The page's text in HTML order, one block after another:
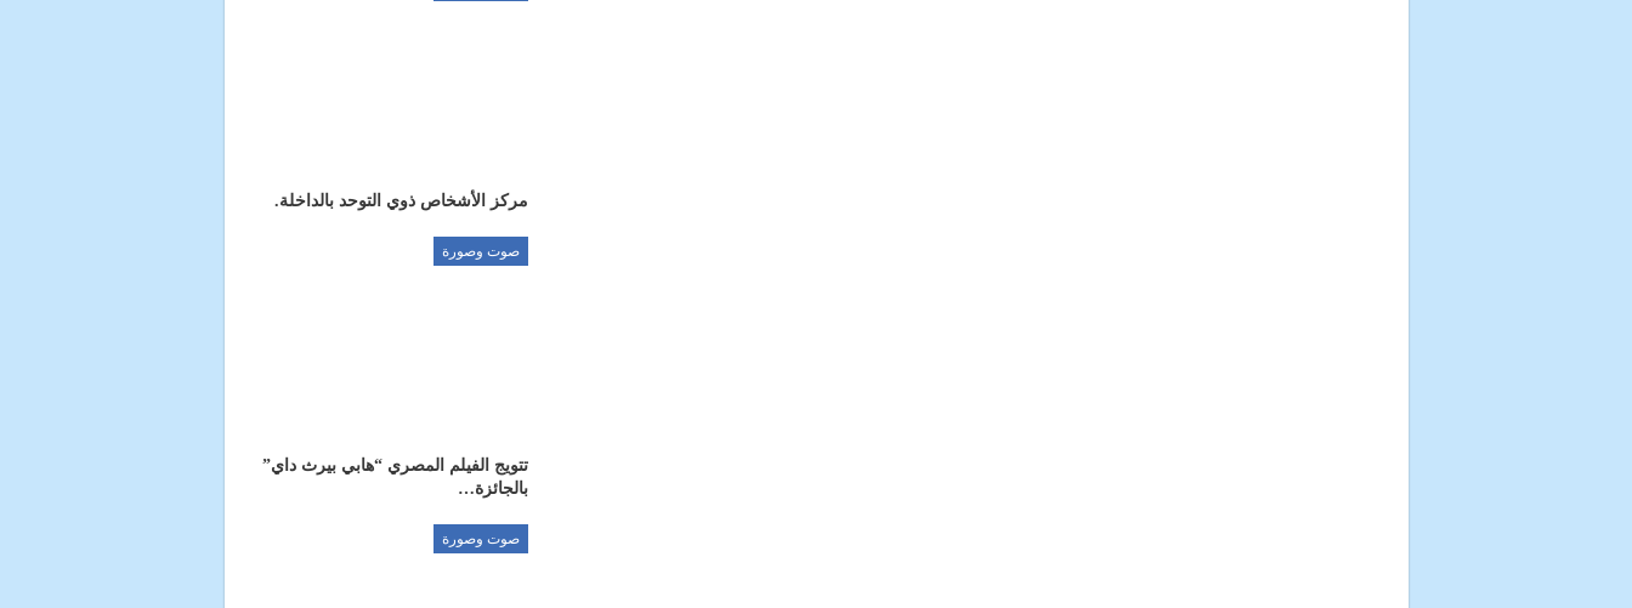
مركز الأشخاص ذوي التوحد بالداخلة.
صوت وصورة
تتويج الفيلم المصري “هابي بيرث داي”
بالجائزة…
صوت وصورة